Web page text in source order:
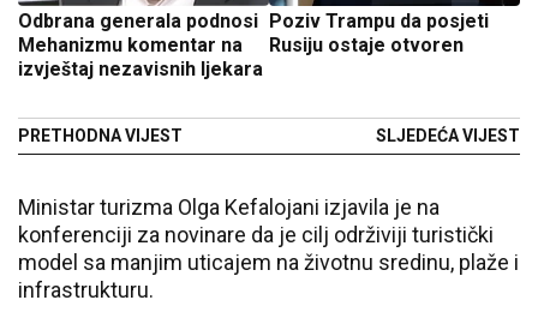
Odbrana generala podnosi
Mehanizmu komentar na
izvještaj nezavisnih ljekara
PRETHODNA VIJEST
Poziv Trampu da posjeti
Rusiju ostaje otvoren
SLJEDEĆA VIJEST
Ministar turizma Olga Kefalojani izjavila je na
konferenciji za novinare da je cilj održiviji turistički
model sa manjim uticajem na životnu sredinu, plaže i
infrastrukturu.